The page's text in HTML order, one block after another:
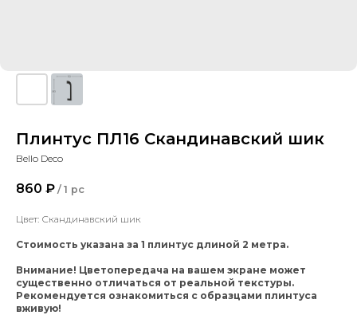
Плинтус ПЛ16 Скандинавский шик
Bello Deco
860 ₽ / 1 pc
Цвет: Скандинавский шик
Стоимость указана за 1 плинтус длиной 2 метра.
Внимание! Цветопередача на вашем экране может
существенно отличаться от реальной текстуры.
Рекомендуется ознакомиться с образцами плинтуса
вживую!